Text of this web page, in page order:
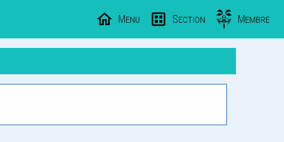
Menu Section Membre